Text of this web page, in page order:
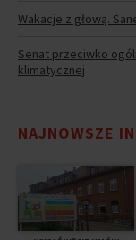
Wakacje z głową.
Senat przeciwko
klimatycznej
NAJNOWSZE